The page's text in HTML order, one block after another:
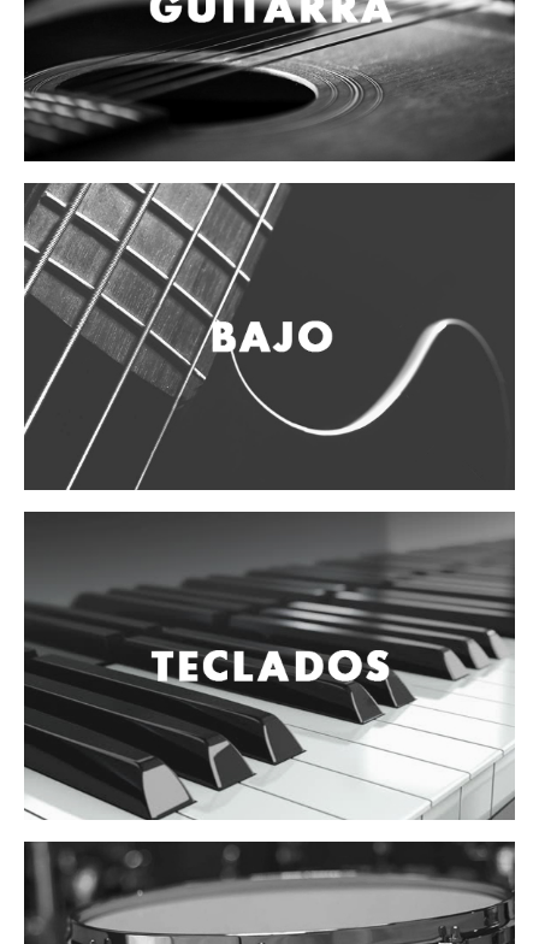
Marcha
Redoblantes
Tambores
Multi-tenores
Bombos
Platillos
Baquetas, mazos y bolillos
Pergaminos
Liras
Guiros
Accesorios
Instrumento alámbrico
Inalámbrico de mano
Inalámbrico diadema y solapa
Inalámbrico para instrumento
Estudio
Corro y escenario
Instalaciones
Cámara, computadora y celular
Pedestales y soportes
Accesorios